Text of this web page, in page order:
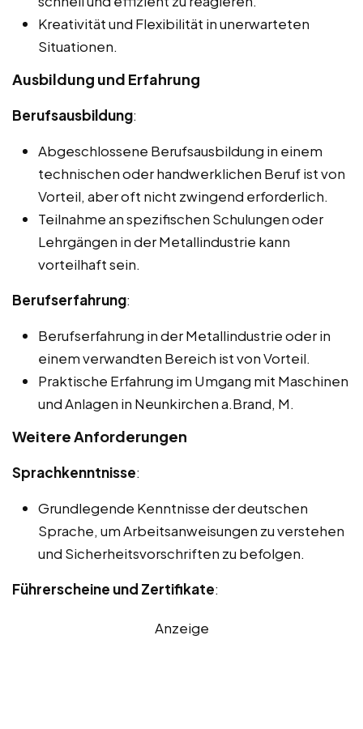
Kreativität und Flexibilität in unerwarteten
Situationen.
Ausbildung und Erfahrung
Berufsausbildung:
Abgeschlossene Berufsausbildung in einem
technischen oder handwerklichen Beruf ist von
Vorteil, aber oft nicht zwingend erforderlich.
Teilnahme an spezifischen Schulungen oder
Lehrgängen in der Metallindustrie kann
vorteilhaft sein.
Berufserfahrung:
Berufserfahrung in der Metallindustrie oder in
einem verwandten Bereich ist von Vorteil.
Praktische Erfahrung im Umgang mit Maschinen
und Anlagen in Neunkirchen a.Brand, M.
Weitere Anforderungen
Sprachkenntnisse:
Grundlegende Kenntnisse der deutschen
Sprache, um Arbeitsanweisungen zu verstehen
und Sicherheitsvorschriften zu befolgen.
Führerscheine und Zertifikate:
Anzeige